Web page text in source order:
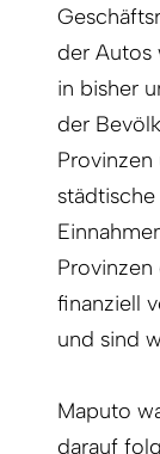
der Autos
in bisher
der
finanziell
und sind
Maputo
darauf